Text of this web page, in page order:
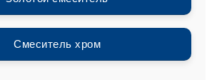
Смеситель хром